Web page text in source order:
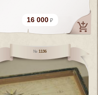
16 000
1136